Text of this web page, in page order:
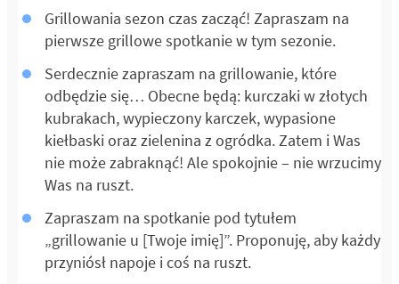
Grillowania sezon czas zacząć! Zapraszam na
pierwsze grillowe spotkanie w tym sezonie.
Serdecznie zapraszam na grillowanie, które
odbędzie się… Obecne będą: kurczaki w złotych
kubrakach, wypieczony karczek, wypasione
kiełbaski oraz zielenina z ogródka. Zatem i Was
nie może zabraknąć! Ale spokojnie – nie wrzucimy
Was na ruszt.
Zapraszam na spotkanie pod tytułem
„grillowanie u [Twoje imię]”. Proponuję, aby każdy
przyniósł napoje i coś na ruszt.